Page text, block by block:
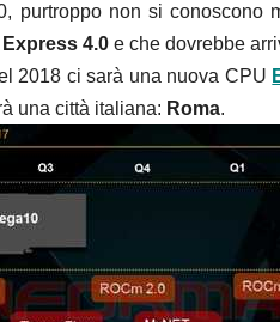
purtroppo non si conoscono
Express 4.0 e che dovrebbe
2018 ci sarà una nuova CPU
una città italiana: Roma.